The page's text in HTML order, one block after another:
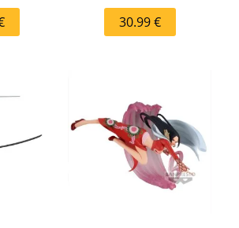
30.99€